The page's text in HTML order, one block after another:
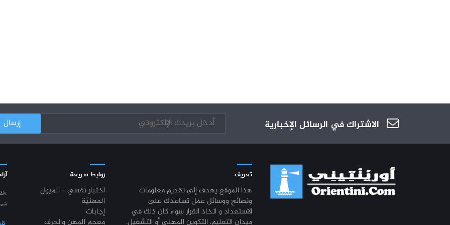
الاشتراك في الرسائل الإخبارية
تعريف
هذا الموقع يهدف إلى تقديم معلومات
ونصائح ووسائل عمل تساعدك على
الاستعداد و اتخاذ القرار سواء كان ذلك في
روابط سريعة
اختبار نفسي - الميول
المهنيّة
إجابات